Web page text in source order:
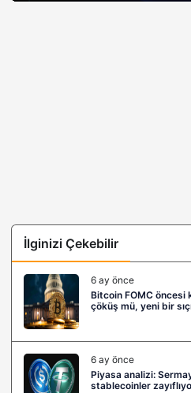
İlginizi Çekebilir
6 ay önce
Bitcoin FOMC
çöküş mü, yeni bir
6 ay önce
Piyasa analizi:
stablecoinler